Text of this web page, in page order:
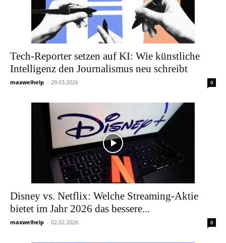
Tech-Reporter setzen auf KI: Wie künstliche
Intelligenz den Journalismus neu schreibt
maxwelhelp - 29.03.2026 0
Disney vs. Netflix: Welche Streaming-Aktie
bietet im Jahr 2026 das bessere...
maxwelhelp - 02.02.2026 0